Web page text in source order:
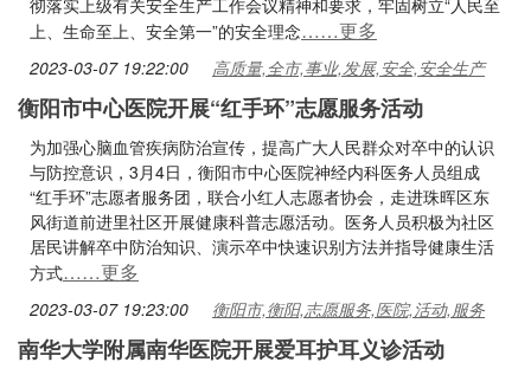
彻落实上级有关安全生产工作会议精神和要求，牢固树立“人民至
上、生命至上、安全第一”的安全理念……更多
2023-03-07 19:22:00 高质量,全市,事业,发展,安全,安全生产
衡阳市中心医院开展“红手环”志愿服务活动
为加强心脑血管疾病防治宣传，提高广大人民群众对卒中的认识
与防控意识，3月4日，衡阳市中心医院神经内科医务人员组成
“红手环”志愿者服务团，联合小红人志愿者协会，走进珠晖区东
风街道前进里社区开展健康科普志愿活动。医务人员积极为社区
居民讲解卒中防治知识、演示卒中快速识别方法并指导健康生活
方式……更多
2023-03-07 19:23:00 衡阳市,衡阳,志愿服务,医院,活动,服务
南华大学附属南华医院开展爱耳护耳义诊活动